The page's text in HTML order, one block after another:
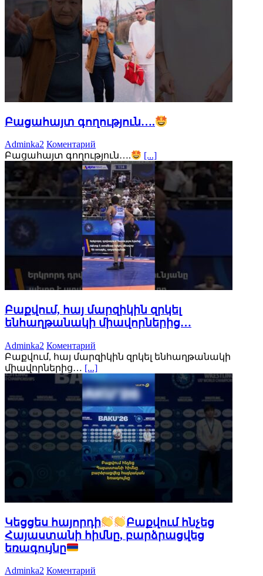
Բացահայտ գողություն….
Adminka2 Коментарий
Բացահայտ գողություն….
[...]
Բաքվում, հայ մարզիկին զրկել
ենհաղթանակի միավորներից…
Adminka2 Коментарий
Բաքվում, հայ մարզիկին զրկել ենհաղթանակի
միավորներից… [...]
Կեցցես հայորդի
Բաքվում հնչեց
Հայաստանի հիմնը, բարձրացվեց
եռագույնը
Adminka2 Коментарий